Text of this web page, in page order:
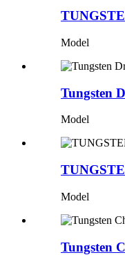
Model
Tungsten
Model
Model
Tungsten